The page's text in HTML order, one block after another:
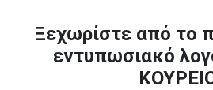
Ξεχωρίστε από το
εντυπωσιακό